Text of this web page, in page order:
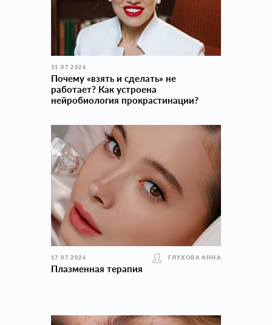
31.07.2026
Почему «взять и сделать» не
работает? Как устроена
нейробиология прокраcтинации?
17.07.2026 ГЛУХОВА АННА
Плазменная терапия